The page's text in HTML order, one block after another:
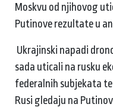
Moskvu od njihovog
Putinove rezultate u
Ukrajinski napadi
sada uticali na rusku
federalnih subjekata
Rusi gledaju na